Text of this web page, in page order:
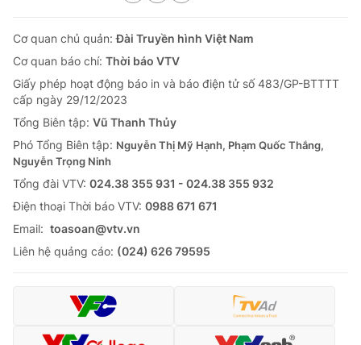
Cơ quan chủ quản:Đài Truyền hình Việt Nam
Cơ quan báo chí: Thời báo VTV
Giấy phép hoạt động báo in và báo điện tử số 483/GP-BTTTT
cấp ngày 29/12/2023
Tổng Biên tập: Vũ Thanh Thủy
Phó Tổng Biên tập: Nguyễn Thị Mỹ Hạnh, Phạm Quốc Thắng,
Nguyễn Trọng Ninh
Tổng đài VTV: 024.38 355 931 - 024.38 355 932
Ðiện thoại Thời báo VTV: 0988 671 671
Email: toasoan@vtv.vn
Liên hệ quảng cáo: (024) 626 79595